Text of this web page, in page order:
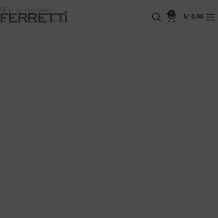
Skip to navigation
Skip to main content
0
S/ 0.00